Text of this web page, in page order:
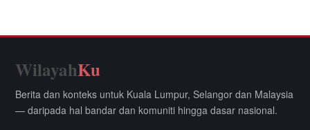
WilayahKu
Berita dan konteks untuk Kuala Lumpur, Selangor dan Malaysia
— daripada hal bandar dan komuniti hingga dasar nasional.